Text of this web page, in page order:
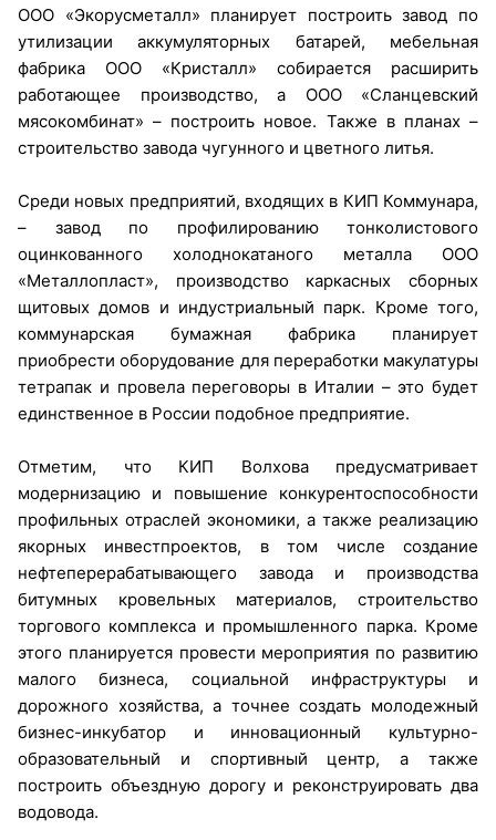
ООО «Экорусметалл» планирует построить завод по
утилизации аккумуляторных батарей, мебельная
фабрика ООО «Кристалл» собирается расширить
работающее производство, а ООО «Сланцевский
мясокомбинат» – построить новое. Также в планах –
строительство завода чугунного и цветного литья.
Среди новых предприятий, входящих в КИП Коммунара,
– завод по профилированию тонколистового
оцинкованного холоднокатаного металла ООО
«Металлопласт», производство каркасных сборных
щитовых домов и индустриальный парк. Кроме того,
коммунарская бумажная фабрика планирует
приобрести оборудование для переработки макулатуры
тетрапак и провела переговоры в Италии – это будет
единственное в России подобное предприятие.
Отметим, что КИП Волхова предусматривает
модернизацию и повышение конкурентоспособности
профильных отраслей экономики, а также реализацию
якорных инвестпроектов, в том числе создание
нефтеперерабатывающего завода и производства
битумных кровельных материалов, строительство
торгового комплекса и промышленного парка. Кроме
этого планируется провести мероприятия по развитию
малого бизнеса, социальной инфраструктуры и
дорожного хозяйства, а точнее создать молодежный
бизнес-инкубатор и инновационный культурно-
образовательный и спортивный центр, а также
построить объездную дорогу и реконструировать два
водовода.